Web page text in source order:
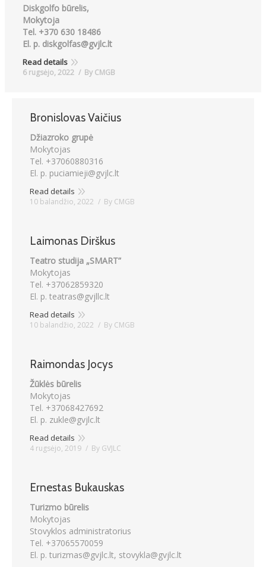
Galerija
Diskgolfo būrelis,
Mokytoja
Tel. +370 630 18486
El. p. diskgolfas@gvjlc.lt
Read details
6 rugsėjo, 2022 By CMGB
Bronislovas Vaičius
Džiazroko grupė
Mokytojas
Tel. +37060880316
El. p. puciamieji@gvjlc.lt
Read details
10 balandžio, 2022 By CMGB
Laimonas Dirškus
Teatro studija „SMART”
Mokytojas
Tel. +37062859320
El. p. teatras@gvjllc.lt
Read details
10 balandžio, 2022 By CMGB
Raimondas Jocys
Žūklės būrelis
Mokytojas
Tel. +37068427692
El. p. zukle@gvjlc.lt
Read details
4 rugsėjo, 2019 By GVJLC
Ernestas Bukauskas
Turizmo būrelis
Mokytojas
Stovyklos administratorius
Tel. +37065570059
El. p. turizmas@gvjlc.lt, stovykla@gvjlc.lt